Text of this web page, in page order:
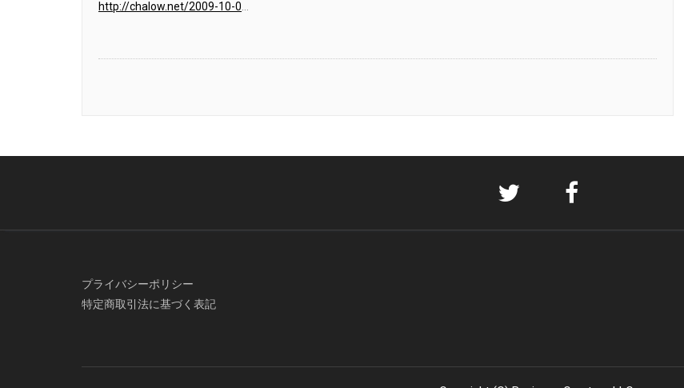
http://chalow.net/2009-10-0
プライバシーポリシー
特定商取引法に基づく表記